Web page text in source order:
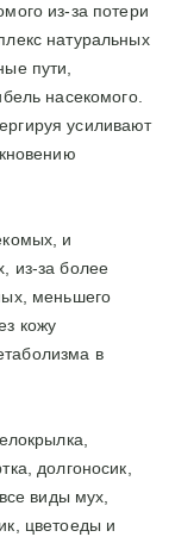
из-за потери
натуральных
пути,
насекомого.
усиливают
и
из-за более
меньшего
кожу
в
долгоносик,
виды мух,
цветоеды и